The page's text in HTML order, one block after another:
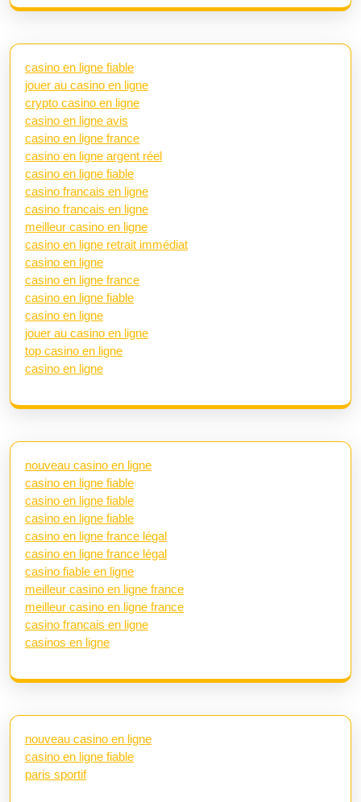
casino en ligne fiable
jouer au casino en ligne
crypto casino en ligne
casino en ligne avis
casino en ligne france
casino en ligne argent réel
casino en ligne fiable
casino francais en ligne
casino francais en ligne
meilleur casino en ligne
casino en ligne retrait immédiat
casino en ligne
casino en ligne france
casino en ligne fiable
casino en ligne
jouer au casino en ligne
top casino en ligne
casino en ligne
nouveau casino en ligne
casino en ligne fiable
casino en ligne fiable
casino en ligne fiable
casino en ligne france légal
casino en ligne france légal
casino fiable en ligne
meilleur casino en ligne france
meilleur casino en ligne france
casino francais en ligne
casinos en ligne
nouveau casino en ligne
casino en ligne fiable
paris sportif